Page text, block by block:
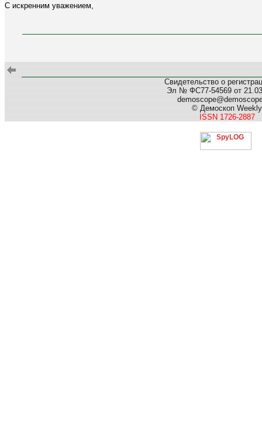
С искренним уважением,
Свидетельство о
Эл № ФС77-54569 от
© Демоскоп Weekly
ISSN 1726-2887